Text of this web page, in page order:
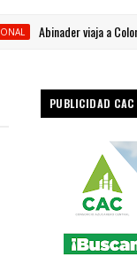
Abinader viaja a Colombia
PUBLICIDAD CAC